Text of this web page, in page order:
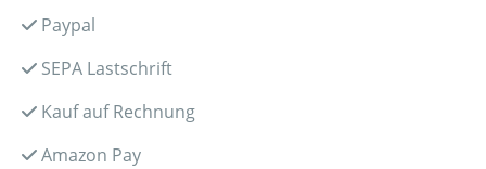
Paypal
SEPA Lastschrift
Kauf auf Rechnung
Amazon Pay